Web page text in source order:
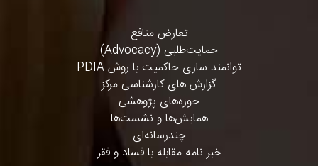
تعارض منافع
حمایت‌طلبی (Advocacy)
توانمند سازی حاکمیت با روش PDIA
گزارش های کارشناسی مرکز
حوزه‌های پژوهشی
همایش‌ها و نشست‌ها
چندرسانه‌ای
خبر نامه مقابله با فساد و فقر